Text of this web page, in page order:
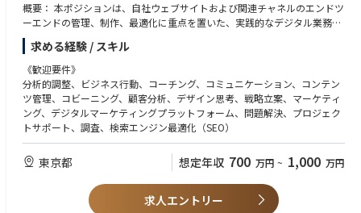
➢ Ensure adherence to best practices in platform development and cust
omization.
➢ Manage and document changes to the platform, ensuring that change
s are properly tested and do not disrupt ongoing operations.
➢ Implement and carry out organizational change processes and policie
s.
➢ Make roadmap and implement.
• Vendor Management:
➢ Maintain vendor engagement ownership in managing platform vendor
strategies, roadmaps aligning to Commercial IT business needs
➢ Maintain accountability for party supplier performance and ensure im
pact assessments drive improved performance outcomes from external d
概要： 本ポジションは、自社ウェブサイトおよび関連チャネルのエンドツ
ーエンドの管理、制作、最適化に重点を置いた、実践的なデジタル業務で
す。グローバルな規制上の制約の下でCMSソリューションを導入し、UI/U
Xとコンバージョンパスを改善し、オフラインおよびオンラインストアへ
の訪問者を増やし、グローバルなデジタルソリューションをローカルで実
行する責任を担います。IT、ブランド、BI、および外部ベンダーと緊密に
連携し、実践的な実行を通じて測定可能なビジネス成果を実現します。
この職務における4つの重点分野：
デジタルソリューションの実装と運用を行い、強力な品質保証（コンポー
ネント構成、リリース管理、品質保証、プライバシー/規制遵守）を提供
・データに基づいたUXの改善とCVRの最適化（Web行動の分析→Figmaで
求める経験 / スキル
《歓迎要件》
分析的調整、ビジネス行動、コーチング、コミュニケーション、コンテン
ツ管理、コビーニング、顧客分析、デザイン思考、戦略立案、マーケティ
ング、デジタルマーケティングプラットフォーム、問題解決、プロジェク
トサポート、調査、検索エンジン最適化（SEO）
東京都 想定年収 700 万円 ~ 1,000 万円
求人エントリー